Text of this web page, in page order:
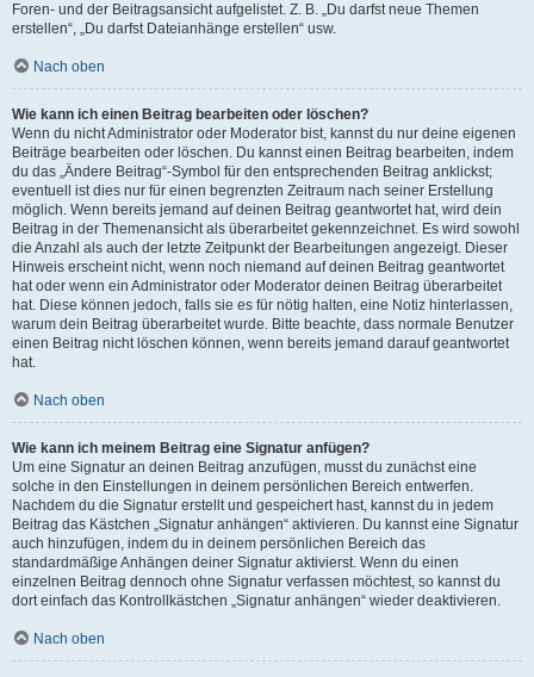
Foren- und der Beitragsansicht aufgelistet. Z. B. „Du darfst neue Themen
erstellen“, „Du darfst Dateianhänge erstellen“ usw.
Nach oben
Wie kann ich einen Beitrag bearbeiten oder löschen?
Wenn du nicht Administrator oder Moderator bist, kannst du nur deine eigenen
Beiträge bearbeiten oder löschen. Du kannst einen Beitrag bearbeiten, indem
du das „Ändere Beitrag“-Symbol für den entsprechenden Beitrag anklickst;
eventuell ist dies nur für einen begrenzten Zeitraum nach seiner Erstellung
möglich. Wenn bereits jemand auf deinen Beitrag geantwortet hat, wird dein
Beitrag in der Themenansicht als überarbeitet gekennzeichnet. Es wird sowohl
die Anzahl als auch der letzte Zeitpunkt der Bearbeitungen angezeigt. Dieser
Hinweis erscheint nicht, wenn noch niemand auf deinen Beitrag geantwortet
hat oder wenn ein Administrator oder Moderator deinen Beitrag überarbeitet
hat. Diese können jedoch, falls sie es für nötig halten, eine Notiz hinterlassen,
warum dein Beitrag überarbeitet wurde. Bitte beachte, dass normale Benutzer
einen Beitrag nicht löschen können, wenn bereits jemand darauf geantwortet
hat.
Nach oben
Wie kann ich meinem Beitrag eine Signatur anfügen?
Um eine Signatur an deinen Beitrag anzufügen, musst du zunächst eine
solche in den Einstellungen in deinem persönlichen Bereich entwerfen.
Nachdem du die Signatur erstellt und gespeichert hast, kannst du in jedem
Beitrag das Kästchen „Signatur anhängen“ aktivieren. Du kannst eine Signatur
auch hinzufügen, indem du in deinem persönlichen Bereich das
standardmäßige Anhängen deiner Signatur aktivierst. Wenn du einen
einzelnen Beitrag dennoch ohne Signatur verfassen möchtest, so kannst du
dort einfach das Kontrollkästchen „Signatur anhängen“ wieder deaktivieren.
Nach oben